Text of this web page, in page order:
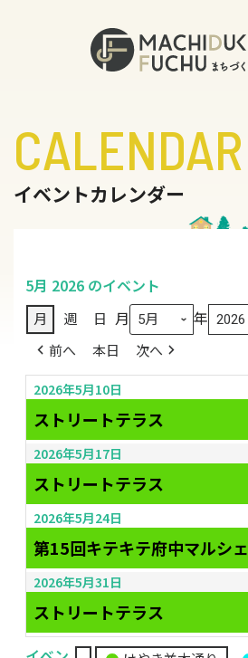
CALENDAR
イベントカレンダー
5月 2026 のイベント
月 週 日 月 年
前へ 本日 次へ
2026年5月10日
ストリートテラス
2026年5月17日
ストリートテラス
2026年5月24日
第15回キテキテ府中マルシェ
2026年5月31日
ストリートテラス